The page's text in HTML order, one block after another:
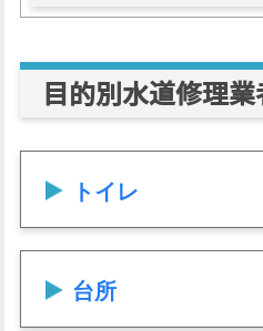
目的別水道修理業
トイレ
台所